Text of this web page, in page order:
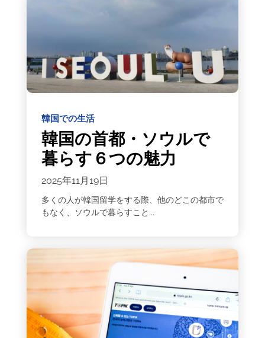
韓国での生活
韓国の首都・ソウルで
暮らす６つの魅力
2025年11月19日
多くの人が韓国留学をする際、他のどこの都市で
もなく、ソウルで暮らすこと...